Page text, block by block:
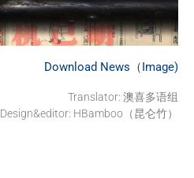
Download News（Image)
Translator: 澳喜多语组
Design&editor: HBamboo（昆仑竹）